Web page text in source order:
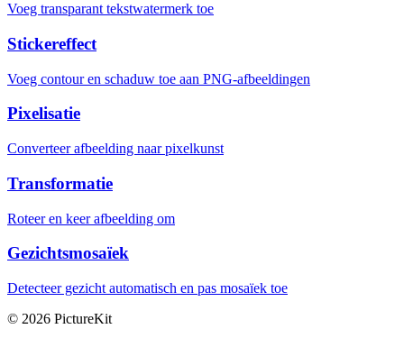
Voeg transparant tekstwatermerk toe
Stickereffect
Voeg contour en schaduw toe aan PNG-afbeeldingen
Pixelisatie
Converteer afbeelding naar pixelkunst
Transformatie
Roteer en keer afbeelding om
Gezichtsmosaïek
Detecteer gezicht automatisch en pas mosaïek toe
© 2026 PictureKit